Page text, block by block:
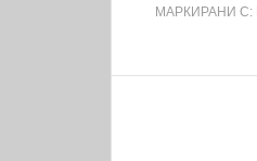
МАРКИРАНИ С: